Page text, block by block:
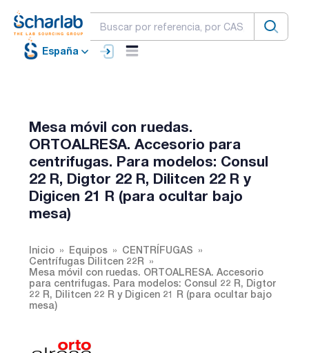
España
Mesa móvil con ruedas.
ORTOALRESA. Accesorio para
centrifugas. Para modelos: Consul
22 R, Digtor 22 R, Dilitcen 22 R y
Digicen 21 R (para ocultar bajo
mesa)
Inicio Equipos
CENTRÍFUGAS
Centrífugas Dilitcen 22R
Mesa móvil con ruedas. ORTOALRESA. Accesorio
para centrifugas. Para modelos: Consul 22 R, Digtor
22 R, Dilitcen 22 R y Digicen 21 R (para ocultar bajo
mesa)